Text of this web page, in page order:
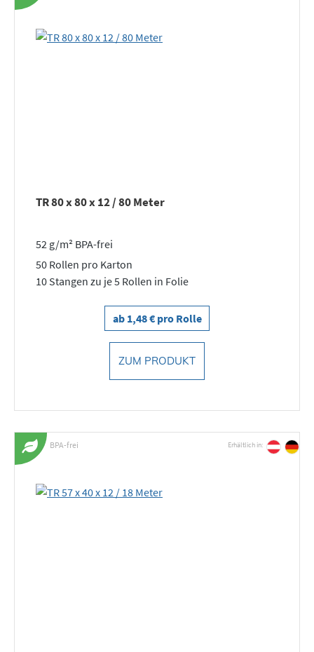
TR 80 x 80 x 12 / 80 Meter
52 g/m² BPA-frei
50 Rollen pro Karton
10 Stangen zu je 5 Rollen in Folie
ab 1,48 € pro Rolle
ZUM PRODUKT
BPA-frei Erhältlich in: